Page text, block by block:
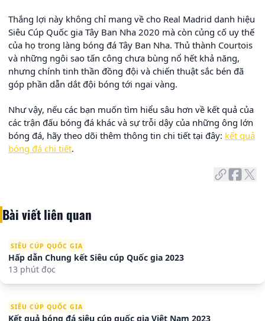
Thắng lợi này không chỉ mang về cho Real Madrid danh hiệu
Siêu Cúp Quốc gia Tây Ban Nha 2020 mà còn củng cố uy thế
của họ trong làng bóng đá Tây Ban Nha. Thủ thành Courtois
và những ngôi sao tấn công chưa bùng nổ hết khả năng,
nhưng chính tinh thần đồng đội và chiến thuật sắc bén đã
góp phần dẫn dắt đội bóng tới ngai vàng.
Như vậy, nếu các bạn muốn tìm hiểu sâu hơn về kết quả của
các trận đấu bóng đá khác và sự trỗi dậy của những ông lớn
bóng đá, hãy theo dõi thêm thông tin chi tiết tại đây: kết quả
bóng đá chi tiết.
Bài viết liên quan
SIÊU CÚP QUỐC GIA
Hấp dẫn Chung kết Siêu cúp Quốc gia 2023
13 phút đọc
SIÊU CÚP QUỐC GIA
Kết quả bóng đá siêu cúp quốc gia Việt Nam 2023